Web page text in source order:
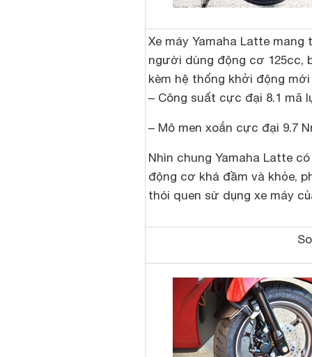
Xe máy Yamaha Latte mang
người dùng động cơ 125cc,
kèm hệ thống khởi động mới
– Công suất cực đại 8.1 mã
– Mô men xoắn cực đại 9.7
Nhìn chung Yamaha Latte
động cơ khá đầm và khỏe,
thói quen sử dụng xe máy